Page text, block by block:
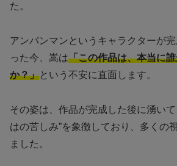
た。
アンパンマンというキャラクターが
った今、嵩は「この作品は、本当に
か？」という不安に直面します。
その姿は、作品が完成した後に湧い
はの苦しみ”を象徴しており、多くの
ました。